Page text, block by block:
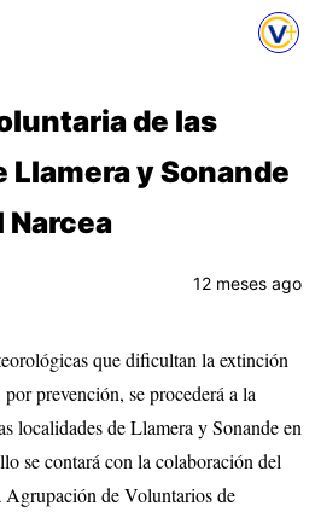
de las
Llamera y Sonande
Narcea
12 meses ago
que dificultan la extinción
prevención, se procederá a la
localidades de Llamera y Sonande en
se contará con la colaboración del
Agrupación de Voluntarios de